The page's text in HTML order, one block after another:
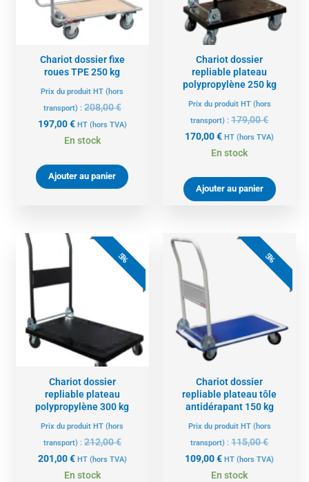
Chariot dossier fixe
roues TPE 250 kg
Prix du produit HT (hors
transport) : 208,00€
197,00€ HT (hors TVA)
En stock
Ajouter au panier
Chariot dossier
repliable plateau
polypropylène 250 kg
Prix du produit HT (hors
transport) :179,00€
170,00€ HT (hors TVA)
En stock
Ajouter au panier
5%
Chariot dossier
repliable plateau
polypropylène 300 kg
Prix du produit HT (hors
transport) : 212,00€
prix
initial
était :
201,00€ HT (hors TVA)
En stock
5%
Chariot dossier
repliable plateau tôle
antidérapant 150 kg
Prix du produit HT (hors
transport) :115,00€
prix
initial
était :
109,00€ HT (hors TVA)
En stock